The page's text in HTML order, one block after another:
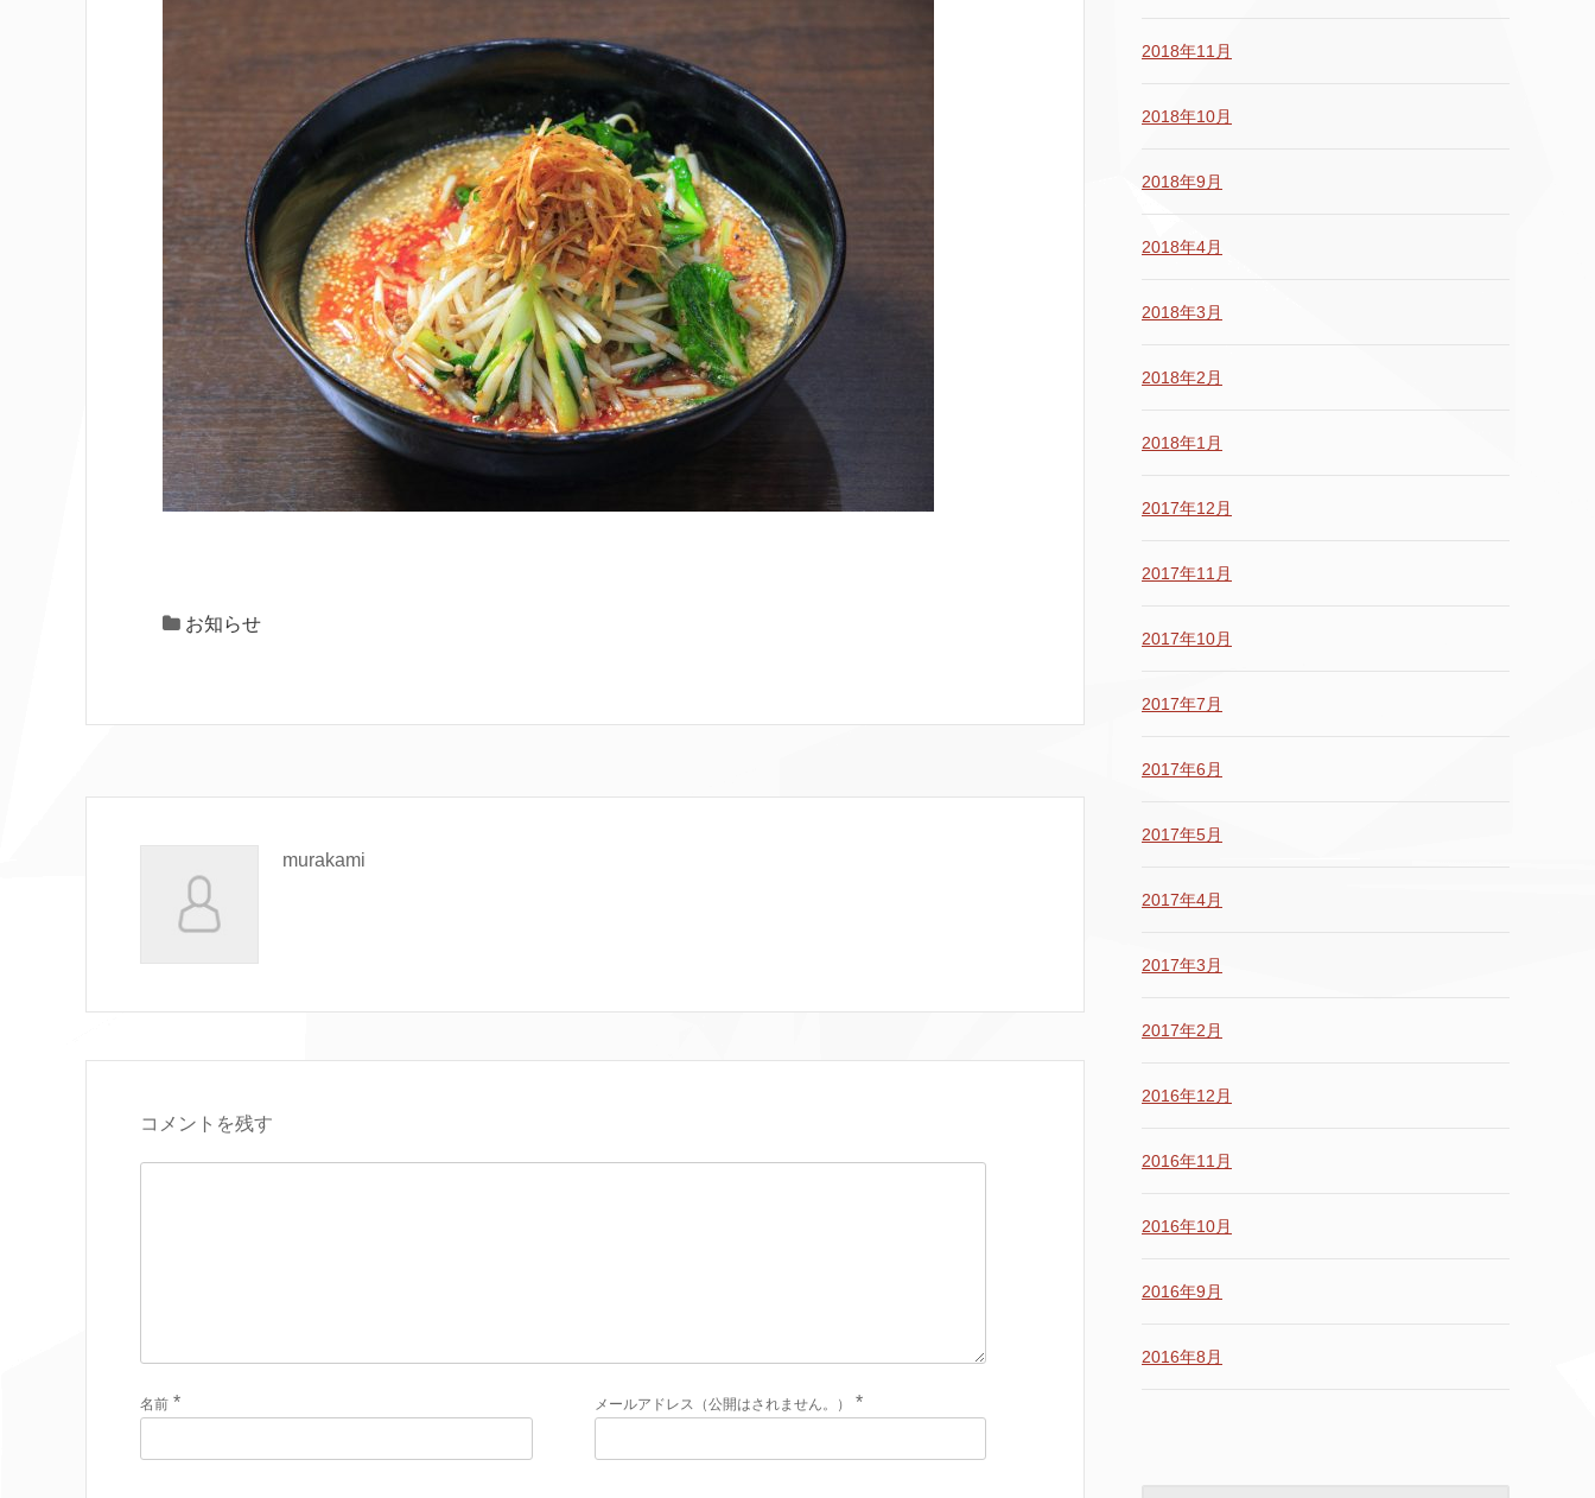
お知らせ
murakami
コメントを残す
名前 * メールアドレス（公開はされません。） *
2018年11月
2018年10月
2018年9月
2018年4月
2018年3月
2018年2月
2018年1月
2017年12月
2017年11月
2017年10月
2017年7月
2017年6月
2017年5月
2017年4月
2017年3月
2017年2月
2016年12月
2016年11月
2016年10月
2016年9月
2016年8月